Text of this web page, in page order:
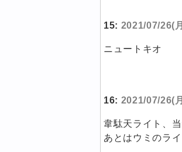
15: 2021/07/26(
ニュートキオ
16: 2021/07/26(
韋駄天ライト、
あとはウミのラ